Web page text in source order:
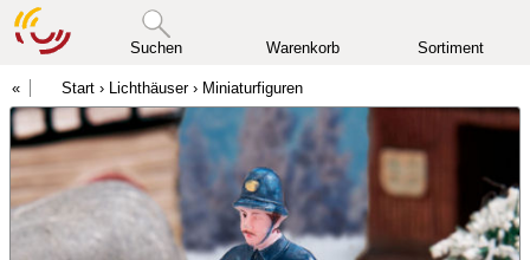
Suchen Warenkorb Sortiment
Start › Lichthäuser› Miniaturfiguren